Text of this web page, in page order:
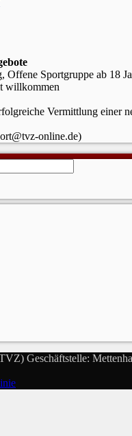
Offene Sportgruppe ab 18
willkommen
Vermittlung einer
online.de)
Geschäftstelle: